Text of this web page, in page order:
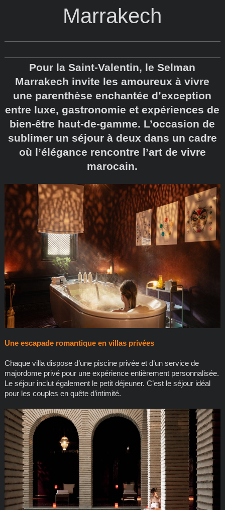
Marrakech
Pour la Saint-Valentin, le Selman
Marrakech invite les amoureux à vivre
une parenthèse enchantée d’exception
entre luxe, gastronomie et expériences de
bien-être haut-de-gamme. L’occasion de
sublimer un séjour à deux dans un cadre
où l’élégance rencontre l’art de vivre
marocain.
Une escapade romantique en villas privées
Chaque villa dispose d’une piscine privée et d’un service de
majordome privé pour une expérience entièrement personnalisée.
Le séjour inclut également le petit déjeuner. C’est le séjour idéal
pour les couples en quête d’intimité.